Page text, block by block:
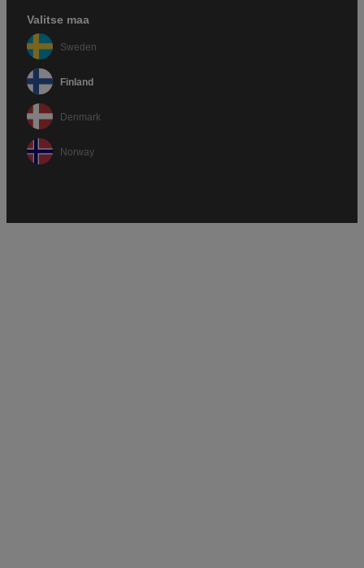
Valitse maa
Sweden
Finland
Denmark
Norway